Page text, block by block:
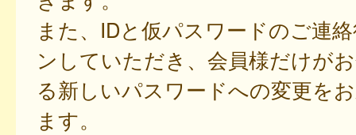
また、IDと仮パスワードのご連
ンしていただき、会員様だけが
る新しいパスワードへの変更を
ます。